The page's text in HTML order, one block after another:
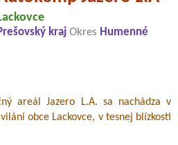
kraj Okres Humenné
areál Jazero L.A. sa nachádza v
obce Lackovce, v tesnej blízkosti